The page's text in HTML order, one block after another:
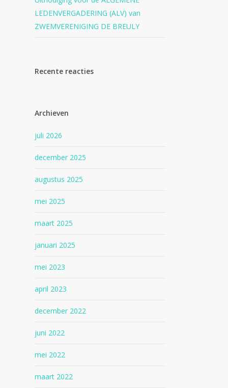
LEDENVERGADERING (ALV) van
ZWEMVERENIGING DE BREULY
Recente reacties
Archieven
juli 2026
december 2025
augustus 2025
mei 2025
maart 2025
januari 2025
mei 2023
april 2023
december 2022
juni 2022
mei 2022
maart 2022